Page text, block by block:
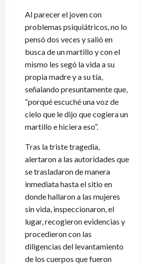
Al parecer el joven con
problemas psiquiátricos, no lo
pensó dos veces y salió en
busca de un martillo y con el
mismo les segó la vida a su
propia madre y a su tía,
señalando presuntamente que,
“porqué escuché una voz de
cielo que le dijo que cogiera un
martillo e hiciera eso”.
Tras la triste tragedia,
alertaron a las autoridades que
se trasladaron de manera
inmediata hasta el sitio en
donde hallaron a las mujeres
sin vida, inspeccionaron, el
lugar, recogieron evidencias y
procedieron con las
diligencias del levantamiento
de los cuerpos que fueron